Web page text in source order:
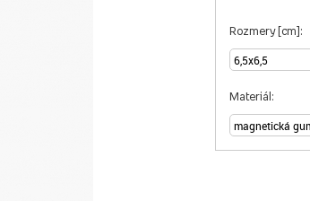
Rozmery [cm]:
Materiál: